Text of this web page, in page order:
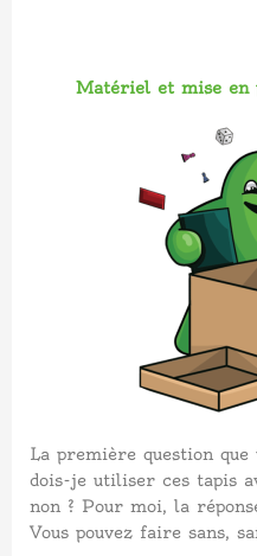
Matériel et mise en
La première question que
dois-je utiliser ces tapis
non ? Pour moi, la
Vous pouvez faire sans,